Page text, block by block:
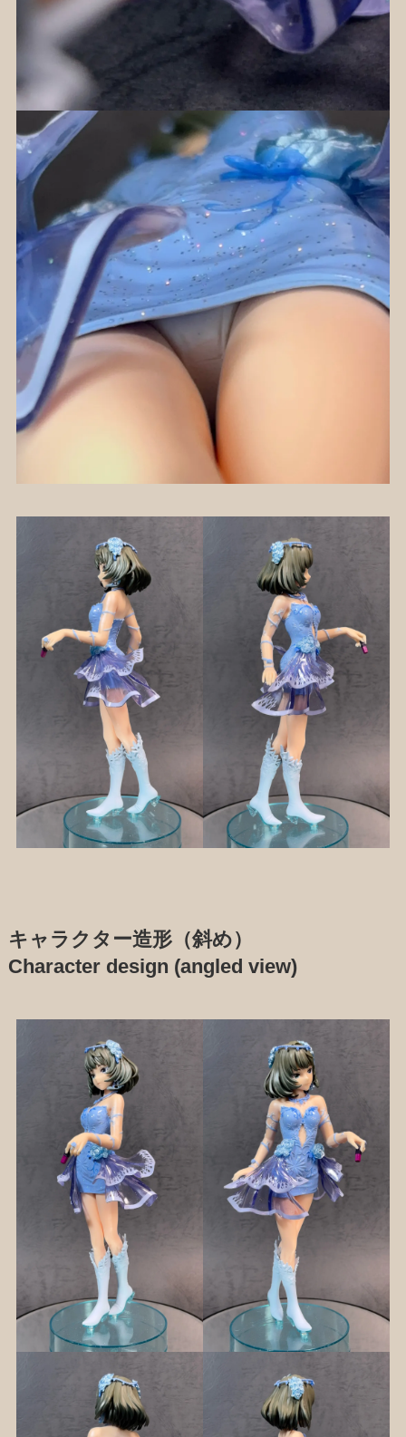
キャラクター造形（斜め）
Character design (angled view)